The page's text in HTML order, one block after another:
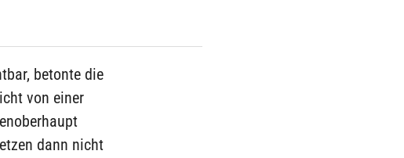
betonte die
von einer
dann nicht